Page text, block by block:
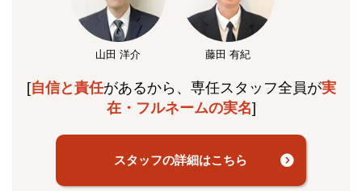
山田 洋介 藤田 有紀
[自信と責任があるから、専任スタッフ全員が実
在・フルネームの実名]
スタッフの詳細はこちら